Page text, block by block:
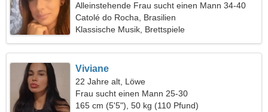
Alleinstehende Frau sucht einen Mann 34-40
Catolé do Rocha, Brasilien
Klassische Musik, Brettspiele
Viviane
22 Jahre alt, Löwe
Frau sucht einen Mann 25-30
165 cm (5'5"), 50 kg (110 Pfund)